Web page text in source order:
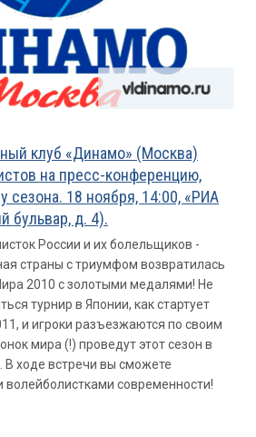
клуб «Динамо» (Москва)
на пресс-конференцию,
сезона. 18 ноября, 14:00, «РИА
бульвар, д. 4).
России и их болельщиков -
страны с триумфом возвратилась
2010 с золотыми медалями! Не
турнир в Японии, как стартует
и игроки разъезжаются по своим
мира (!) проведут этот сезон в
ходе встречи вы сможете
современности!